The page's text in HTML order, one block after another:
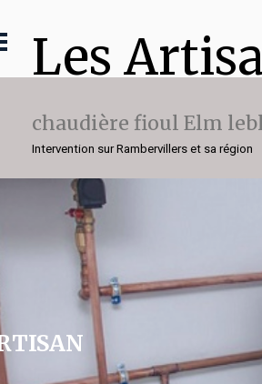
Les
chaudière fioul Elm
Intervention sur Rambervillers et sa région